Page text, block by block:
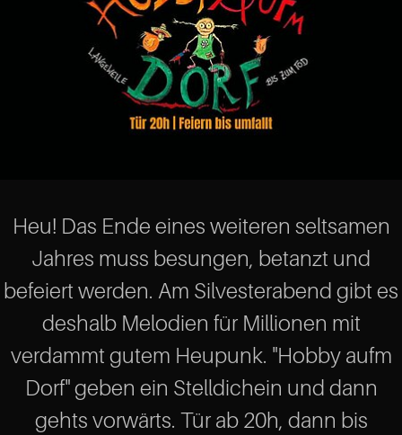
Heu! Das Ende eines weiteren seltsamen
Jahres muss besungen, betanzt und
befeiert werden. Am Silvesterabend gibt es
deshalb Melodien für Millionen mit
verdammt gutem Heupunk. "Hobby aufm
Dorf" geben ein Stelldichein und dann
gehts vorwärts. Tür ab 20h, dann bis